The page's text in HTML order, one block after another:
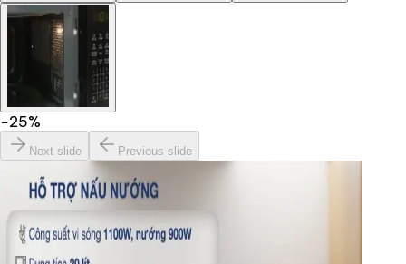
−25%
Next slide Previous slide